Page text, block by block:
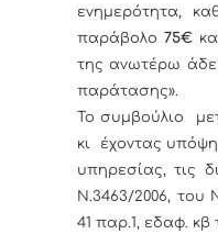
ενημερότητα,
παράβολο 75€
της ανωτέρω
παράτασης».
Το συμβούλιο
κι έχοντας
υπηρεσίας, τις
Ν.3463/2006, του
41 παρ.1, εδαφ. κβ